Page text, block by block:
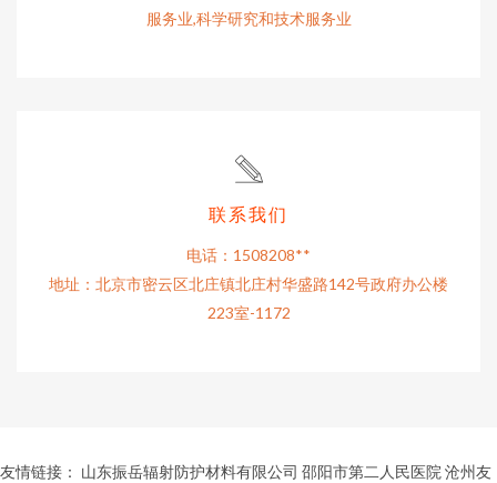
服务业,科学研究和技术服务业
联系我们
电话：1508208**
地址：北京市密云区北庄镇北庄村华盛路142号政府办公楼
223室-1172
友情链接： 山东振岳辐射防护材料有限公司 邵阳市第二人民医院 沧州友